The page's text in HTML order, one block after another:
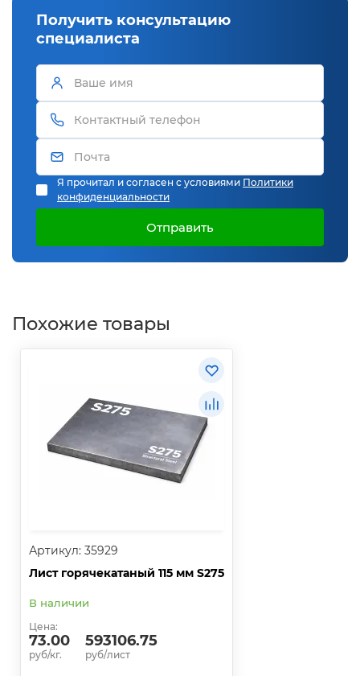
Получить консультацию
специалиста
Я прочитал и согласен с условиями Политики
конфиденциальности
Отправить
Похожие товары
Артикул: 35929
Лист горячекатаный 115 мм S275
В наличии
Цена:
73.00
руб/кг.
593106.75
руб/лист